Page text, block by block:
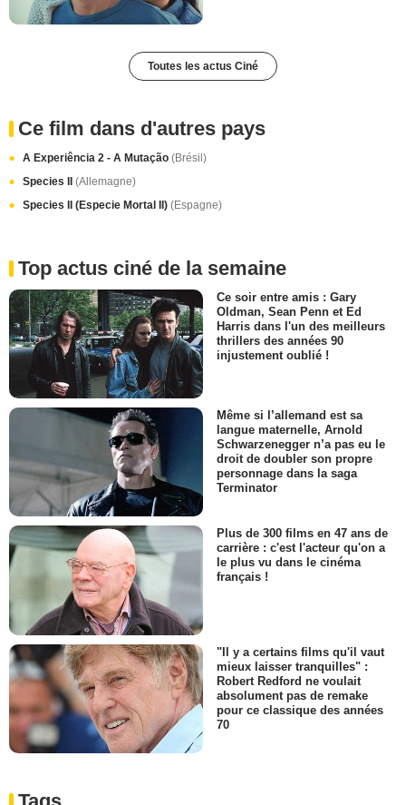
Toutes les actus Ciné
Ce film dans d'autres pays
A Experiência 2 - A Mutação (Brésil)
Species II (Allemagne)
Species II (Especie Mortal II) (Espagne)
Top actus ciné de la semaine
Ce soir entre amis : Gary
Oldman, Sean Penn et Ed
Harris dans l'un des meilleurs
thrillers des années 90
injustement oublié !
Même si l’allemand est sa
langue maternelle, Arnold
Schwarzenegger n’a pas eu le
droit de doubler son propre
personnage dans la saga
Terminator
Plus de 300 films en 47 ans de
carrière : c'est l'acteur qu'on a
le plus vu dans le cinéma
français !
"Il y a certains films qu'il vaut
mieux laisser tranquilles" :
Robert Redford ne voulait
absolument pas de remake
pour ce classique des années
70